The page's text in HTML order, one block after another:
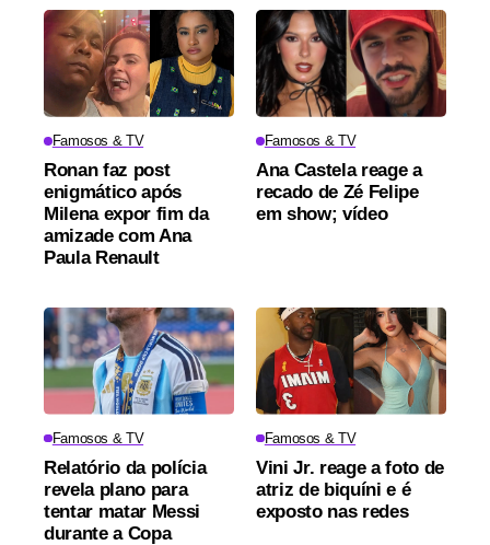
Famosos & TV
Ronan faz post
enigmático após
Milena expor fim da
amizade com Ana
Paula Renault
Famosos & TV
Ana Castela reage a
recado de Zé Felipe
em show; vídeo
Famosos & TV
Relatório da polícia
revela plano para
tentar matar Messi
durante a Copa
Famosos & TV
Vini Jr. reage a foto de
atriz de biquíni e é
exposto nas redes